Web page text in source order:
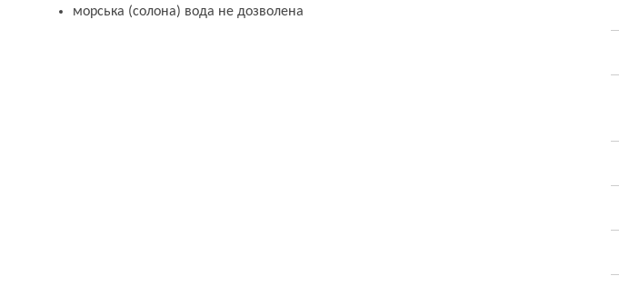
морська (солона) вода не дозволена